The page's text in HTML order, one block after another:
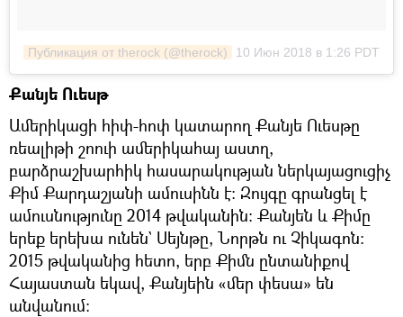
Публикация от therock (@therock) 10 Июн 2018 в 1:26 PDT
Քանյե Ուեսթ
Ամերիկացի հիփ-հոփ կատարող Քանյե Ուեսթը
ռեալիթի շոուի ամերիկահայ աստղ,
բարձրաշխարհիկ հասարակության ներկայացուցիչ
Քիմ Քարդաշյանի ամուսինն է։ Զույգը գրանցել է
ամուսնությունը 2014 թվականին։ Քանյեն և Քիմը
երեք երեխա ունեն` Սեյնթը, Նորթն ու Չիկագոն։
2015 թվականից հետո, երբ Քիմն ընտանիքով
Հայաստան եկավ, Քանյեին «մեր փեսա» են
անվանում։